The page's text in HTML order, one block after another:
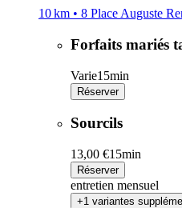
10 km • 8 Place Auguste
Forfaits mariés
Varie15min
Réserver
Sourcils
13,00 €15min
Réserver
entretien mensuel
+1 variantes